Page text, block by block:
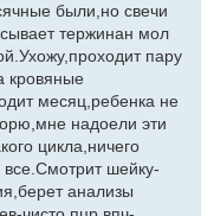
были,но свечи
тержинан мол
пару
кровяные
месяц,ребенка не
надоели эти
цикла,ничего
шейку-
анализы